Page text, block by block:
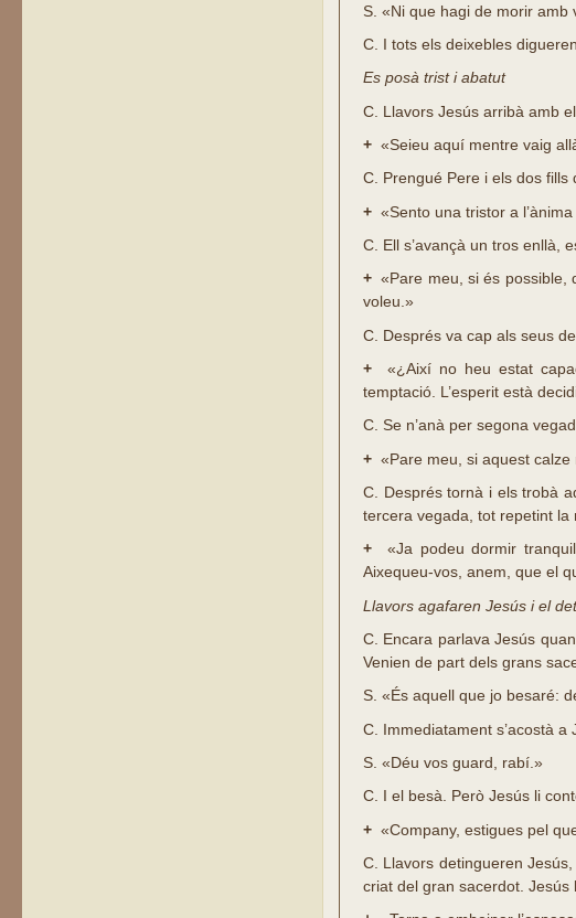
S. «Ni que hagi de morir amb
C. I tots els deixebles
Es posà trist i abatut
C. Llavors Jesús arribà amb
+«Seieu aquí mentre vaig
C. Prengué Pere i els dos
+«Sento una tristor a
C. Ell s’avançà un tros enllà,
+«Pare meu, si és possible,
voleu.»
C. Després va cap als seus
+«¿Així no heu estat
temptació. L’esperit està
C. Se n’anà per segona
+«Pare meu, si aquest calze
C.
Després tornà i els trobà
tercera vegada, tot repetint la
+«Ja podeu dormir
Aixequeu-vos, anem, que el
Llavors agafaren Jesús i el
C. Encara parlava Jesús
Venien de part dels grans
S. «És aquell que jo besaré:
C. Immediatament s’acostà a
S. «Déu vos guard, rabí.»
C. I el besà. Però Jesús li
+«Company, estigues pel
C. Llavors detingueren
criat del gran sacerdot. Jesús